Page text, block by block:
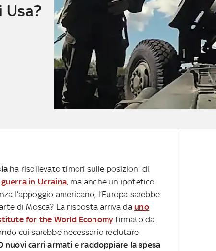
Usa?
ha risollevato timori sulle posizioni di
guerra in Ucraina, ma anche un ipotetico
l’appoggio americano, l’Europa sarebbe
di Mosca? La risposta arriva dauno
for the World Economyfirmato da
cui sarebbe necessario reclutare
nuovi carri armati e raddoppiare la spesa